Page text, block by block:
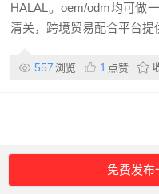
HALAL。oem/odm均可做
清关，跨境贸易配合平台提
557 浏览 1 点赞
免费发布